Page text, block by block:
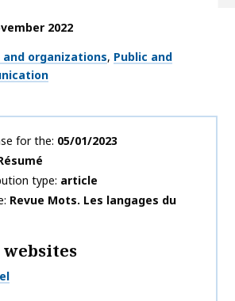
2022
organizations Public and
for the 05/01/2023
type article
Revue Mots. Les langages du